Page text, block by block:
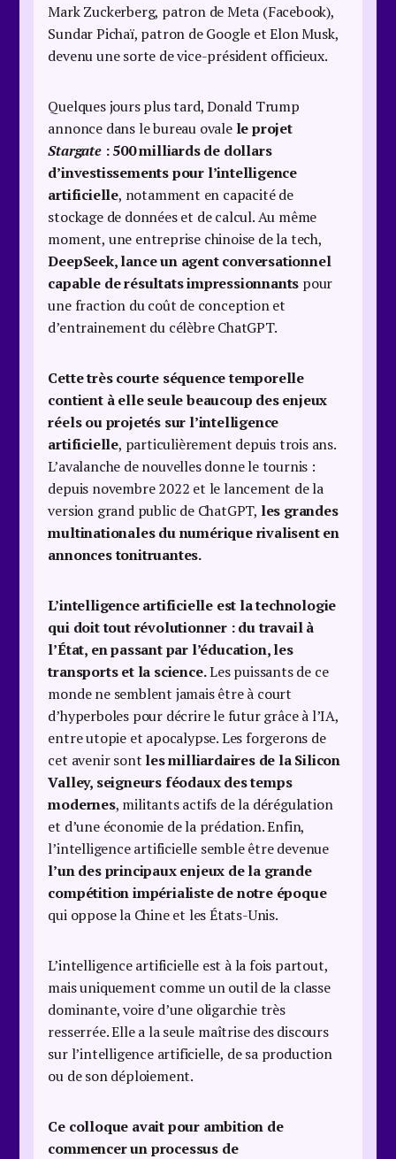
Mark Zuckerberg, patron de Meta (Facebook),
Sundar Pichaï, patron de Google et Elon Musk,
devenu une sorte de vice-président officieux.
Quelques jours plus tard, Donald Trump
annonce dans le bureau ovale le projet
Stargate: 500 milliards de dollars
d’investissements pour l’intelligence
artificielle, notamment en capacité de
stockage de données et de calcul. Au même
moment, une entreprise chinoise de la tech,
DeepSeek, lance un agent conversationnel
capable de résultats impressionnants pour
une fraction du coût de conception et
d’entrainement du célèbre ChatGPT.
Cette très courte séquence temporelle
contient à elle seule beaucoup des enjeux
réels ou projetés sur l’intelligence
artificielle, particulièrement depuis trois ans.
L’avalanche de nouvelles donne le tournis :
depuis novembre 2022 et le lancement de la
version grand public de ChatGPT, les grandes
multinationales du numérique rivalisent en
annonces tonitruantes.
L’intelligence artificielle est la technologie
qui doit tout révolutionner : du travail à
l’État, en passant par l’éducation, les
transports et la science.Les puissants de ce
monde ne semblent jamais être à court
d’hyperboles pour décrire le futur grâce à l’IA,
entre utopie et apocalypse. Les forgerons de
cet avenir sont les milliardaires de la Silicon
Valley, seigneurs féodaux des temps
modernes, militants actifs de la dérégulation
et d’une économie de la prédation. Enfin,
l’intelligence artificielle semble être devenue
l’un des principaux enjeux de la grande
compétition impérialiste de notre époque
qui oppose la Chine et les États-Unis.
L’intelligence artificielle est à la fois partout,
mais uniquement comme un outil de la classe
dominante, voire d’une oligarchie très
resserrée. Elle a la seule maîtrise des discours
sur l’intelligence artificielle, de sa production
ou de son déploiement.
Ce colloque avait pour ambition de
commencer un processus de